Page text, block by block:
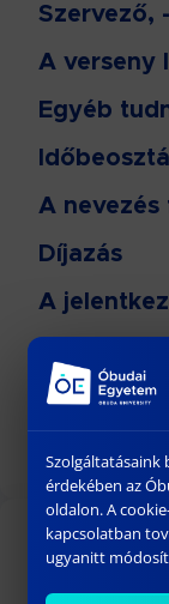
Szervező,
A verseny
Egyéb
A
Díjazás
A
KÖZELGŐ
Szolgáltatásaink
érdekében az
oldalon. A
kapcsolatban
ugyanitt